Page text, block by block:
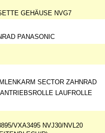
GEHÄUSE NVG7
PANASONIC
SECTOR ZAHNRAD
LAUFROLLE
VXA3495 NVJ30/NVL20